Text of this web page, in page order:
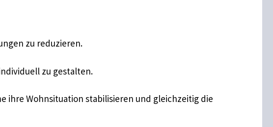
zu reduzieren.
zu gestalten.
Wohnsituation stabilisieren und gleichzeitig die